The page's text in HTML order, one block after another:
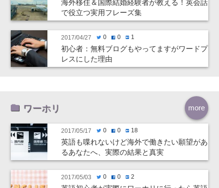
海外移住＆国際結婚経験者が教える！英会話
で役立つ実用フレーズ集
2017/04/27 twitter0 facebook0 hatenabookmark 1
初心者：無料ブログもやってますがワードプ
レスにした理由
more
ワーホリ
2017/05/17 twitter0 facebook0 hatenabookmark 18
英語も喋れないけど海外で働きたい願望があ
るあなたへ、実際の結果と真実
2017/05/03 twitter0 facebook0 hatenabookmark2